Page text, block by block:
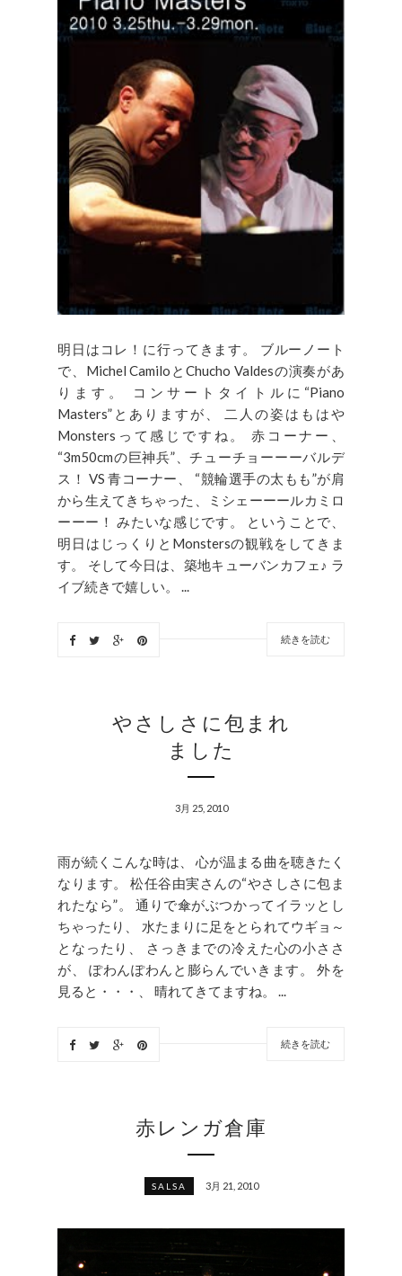
明日はコレ！に行ってきます。 ブルーノート
で、Michel CamiloとChucho Valdesの演奏があ
ります。 コンサートタイトルに“Piano
Masters”とありますが、 二人の姿はもはや
Monstersって感じですね。 赤コーナー、
“3m50cmの巨神兵”、チューチョーーーバルデ
ス！ VS 青コーナー、 “競輪選手の太もも”が肩
から生えてきちゃった、ミシェーーールカミロ
ーーー！ みたいな感じです。 ということで、
明日はじっくりとMonstersの観戦をしてきま
す。 そして今日は、築地キューバンカフェ♪ ラ
イブ続きで嬉しい。 ...
続きを読む
やさしさに包まれ
ました
3月 25, 2010
雨が続くこんな時は、 心が温まる曲を聴きたく
なります。 松任谷由実さんの“やさしさに包ま
れたなら”。 通りで傘がぶつかってイラッとし
ちゃったり、 水たまりに足をとられてウギョ～
となったり、 さっきまでの冷えた心の小ささ
が、 ぽわんぽわんと膨らんでいきます。 外を
見ると・・・、 晴れてきてますね。 ...
続きを読む
赤レンガ倉庫
SALSA 3月 21, 2010